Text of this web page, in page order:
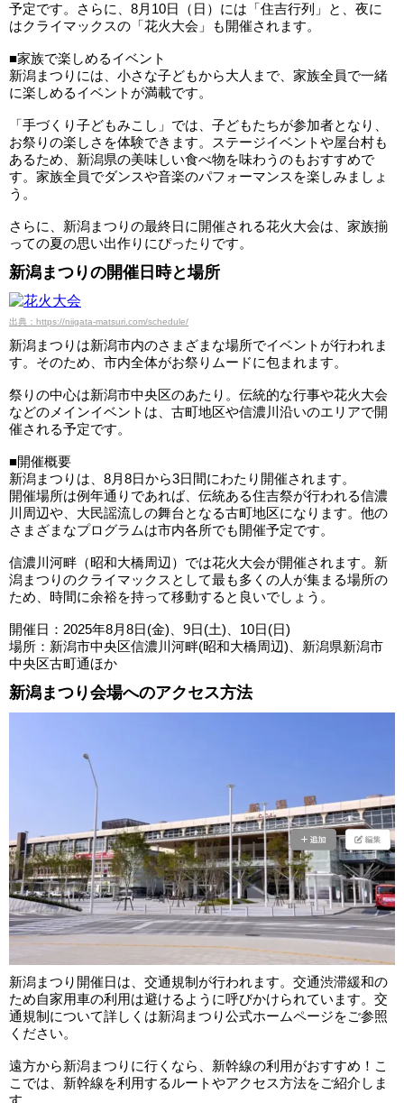
予定です。さらに、8月10日（日）には「住吉行列」と、夜に
はクライマックスの「花火大会」も開催されます。
■家族で楽しめるイベント
新潟まつりには、小さな子どもから大人まで、家族全員で一緒
に楽しめるイベントが満載です。
「手づくり子どもみこし」では、子どもたちが参加者となり、
お祭りの楽しさを体験できます。ステージイベントや屋台村も
あるため、新潟県の美味しい食べ物を味わうのもおすすめで
す。家族全員でダンスや音楽のパフォーマンスを楽しみましょ
う。
さらに、新潟まつりの最終日に開催される花火大会は、家族揃
っての夏の思い出作りにぴったりです。
新潟まつりの開催日時と場所
出典：https://niigata-matsuri.com/schedule/
新潟まつりは新潟市内のさまざまな場所でイベントが行われま
す。そのため、市内全体がお祭りムードに包まれます。
祭りの中心は新潟市中央区のあたり。伝統的な行事や花火大会
などのメインイベントは、古町地区や信濃川沿いのエリアで開
催される予定です。
■開催概要
新潟まつりは、8月8日から3日間にわたり開催されます。
開催場所は例年通りであれば、伝統ある住吉祭が行われる信濃
川周辺や、大民謡流しの舞台となる古町地区になります。他の
さまざまなプログラムは市内各所でも開催予定です。
信濃川河畔（昭和大橋周辺）では花火大会が開催されます。新
潟まつりのクライマックスとして最も多くの人が集まる場所の
ため、時間に余裕を持って移動すると良いでしょう。
開催日：2025年8月8日(金)、9日(土)、10日(日)
場所：新潟市中央区信濃川河畔(昭和大橋周辺)、新潟県新潟市
中央区古町通ほか
新潟まつり会場へのアクセス方法
新潟まつり開催日は、交通規制が行われます。交通渋滞緩和の
ため自家用車の利用は避けるように呼びかけられています。交
通規制について詳しくは新潟まつり公式ホームページをご参照
ください。
遠方から新潟まつりに行くなら、新幹線の利用がおすすめ！こ
こでは、新幹線を利用するルートやアクセス方法をご紹介しま
す。